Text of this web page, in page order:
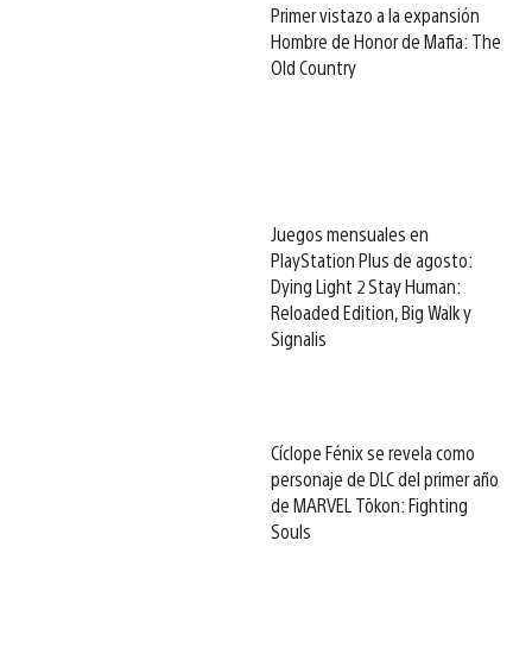
Primer vistazo a la expansión
Hombre de Honor de Mafia: The
Old Country
Juegos mensuales en
PlayStation Plus de agosto:
Dying Light 2 Stay Human:
Reloaded Edition, Big Walk y
Signalis
Cíclope Fénix se revela como
personaje de DLC del primer año
de MARVEL Tōkon: Fighting
Souls